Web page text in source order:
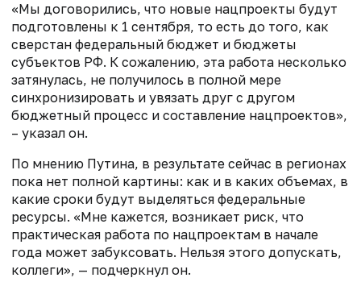
«Мы договорились, что новые нацпроекты будут
подготовлены к 1 сентября, то есть до того, как
сверстан федеральный бюджет и бюджеты
субъектов РФ. К сожалению, эта работа несколько
затянулась, не получилось в полной мере
синхронизировать и увязать друг с другом
бюджетный процесс и составление нацпроектов»,
– указал он.
По мнению Путина, в результате сейчас в регионах
пока нет полной картины: как и в каких объемах, в
какие сроки будут выделяться федеральные
ресурсы. «Мне кажется, возникает риск, что
практическая работа по нацпроектам в начале
года может забуксовать. Нельзя этого допускать,
коллеги», — подчеркнул он.